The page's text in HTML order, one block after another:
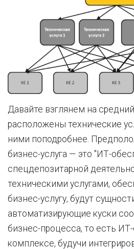
Давайте взглянем на
расположены технические
ними поподробнее.
бизнес-услуга — это "ИТ-
спецдепозитарной
техническими услугами,
бизнес-услугу, будут
автоматизирующие куски
бизнес-процесса, то есть
комплексе, будучи